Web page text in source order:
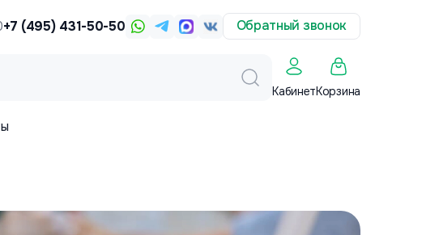
+7 (495) 431-50-50 Обратный звонок
КабинетКорзина